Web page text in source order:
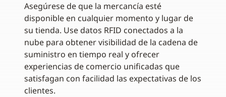
Asegúrese de que la mercancía esté
disponible en cualquier momento y lugar de
su tienda. Use datos RFID conectados a la
nube para obtener visibilidad de la cadena de
suministro en tiempo real y ofrecer
experiencias de comercio unificadas que
satisfagan con facilidad las expectativas de los
clientes.